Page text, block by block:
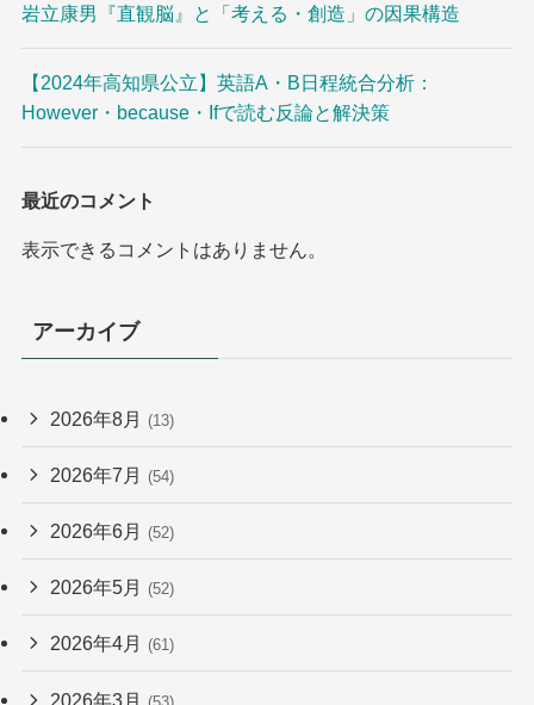
岩立康男『直観脳』と「考える・創造」の因果構造
【2024年高知県公立】英語A・B日程統合分析：
However・because・Ifで読む反論と解決策
最近のコメント
表示できるコメントはありません。
アーカイブ
2026年8月 (13)
2026年7月 (54)
2026年6月 (52)
2026年5月 (52)
2026年4月 (61)
2026年3月 (53)